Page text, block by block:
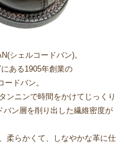
シェルコードバン)。
ある1905年創業の
ドバン。
ンニンで時間をかけてじっくり
ン層を削り出した繊維密度が
柔らかくて、しなやかな革に仕